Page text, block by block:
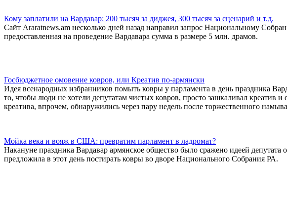
Кому заплатили на Вардавар: 200 тысяч за диджея, 300 тысяч за сценарий и т.д.
Сайт Araratnews.am несколько дней назад направил запрос Национальному
предоставленная на проведение Вардавара сумма в размере 5 млн. драмов.
Госбюджетное омовение ковров, или Креатив по-армянски
Идея всенародных избранников помыть ковры у парламента в день праздника
то, чтобы люди не хотели депутатам чистых ковров, просто зашкаливал креатив
креатива, впрочем, обнаружились через пару недель после торжественного
Мойка века и вояж в США: превратим парламент в ладромат?
Накануне праздника Вардавар армянское общество было сражено идеей
предложила в этот день постирать ковры во дворе Национального Собрания РА.